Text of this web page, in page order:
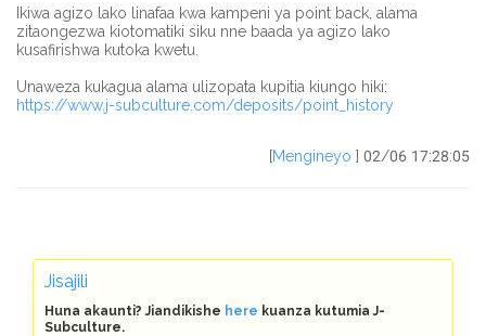
Ikiwa agizo lako linafaa kwa kampeni ya point back, alama
zitaongezwa kiotomatiki siku nne baada ya agizo lako
kusafirishwa kutoka kwetu.
Unaweza kukagua alama ulizopata kupitia kiungo hiki:
https://www.j-subculture.com/deposits/point_history
[Mengineyo ] 02/06 17:28:05
Jisajili
Huna akaunti? Jiandikishe here kuanza kutumia J-
Subculture.